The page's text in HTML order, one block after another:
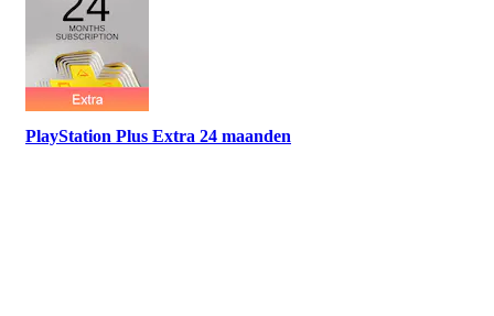
PlayStation Plus Extra 24 maanden